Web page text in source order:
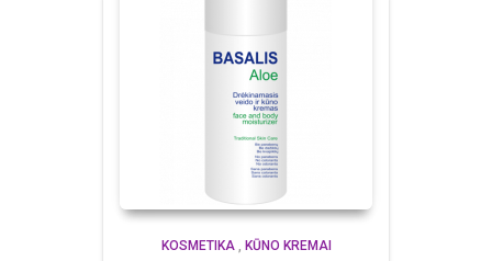
KOSMETIKA, KŪNO KREMAI